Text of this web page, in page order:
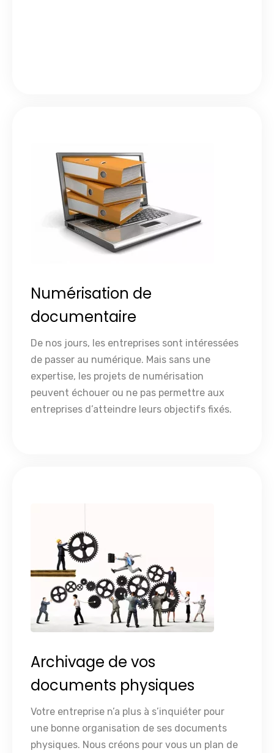
Numérisation de
documentaire
De nos jours, les entreprises sont intéressées
de passer au numérique. Mais sans une
expertise, les projets de numérisation
peuvent échouer ou ne pas permettre aux
entreprises d’atteindre leurs objectifs fixés.
Archivage de vos
documents physiques
Votre entreprise n’a plus à s’inquiéter pour
une bonne organisation de ses docu­ments
physiques. Nous créons pour vous un plan de